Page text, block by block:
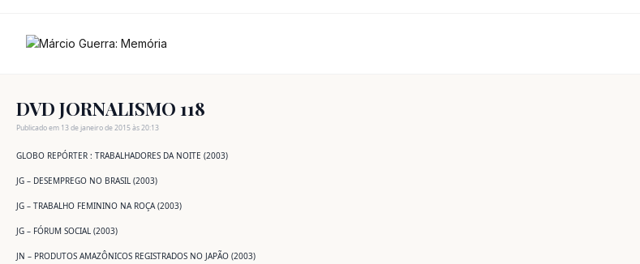
DVD JORNALISMO 118
Publicado em 13 de janeiro de 2015 às 20:13
GLOBO REPÓRTER : TRABALHADORES DA NOITE (2003)
JG – DESEMPREGO NO BRASIL (2003)
JG – TRABALHO FEMININO NA ROÇA (2003)
JG – FÓRUM SOCIAL (2003)
JN – PRODUTOS AMAZÔNICOS REGISTRADOS NO JAPÃO (2003)